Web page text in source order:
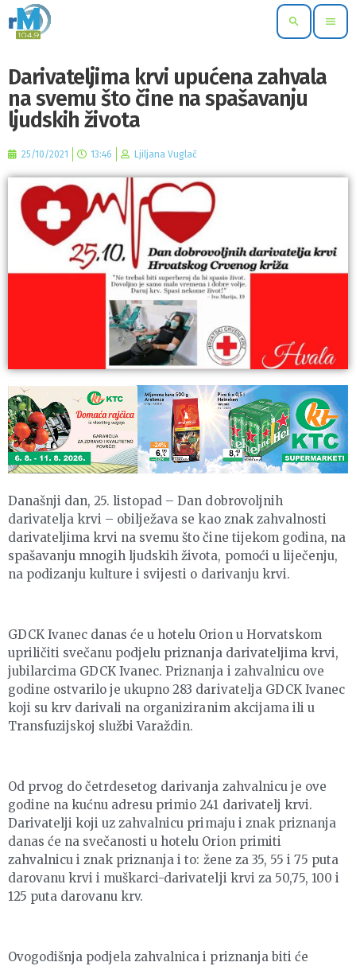
search menu
Darivateljima krvi upućena zahvala
na svemu što čine na spašavanju
ljudskih života
25/10/2021 13:46 Ljiljana Vuglač
Današnji dan, 25. listopad – Dan dobrovoljnih
darivatelja krvi – obilježava se kao znak zahvalnosti
darivateljima krvi na svemu što čine tijekom godina, na
spašavanju mnogih ljudskih života, pomoći u liječenju,
na podizanju kulture i svijesti o darivanju krvi.
GDCK Ivanec danas će u hotelu Orion u Horvatskom
upriličiti svečanu podjelu priznanja darivateljima krvi,
jubilarcima GDCK Ivanec. Priznanja i zahvalnicu ove
godine ostvarilo je ukupno 283 darivatelja GDCK Ivanec
koji su krv darivali na organiziranim akcijama ili u
Transfuzijskoj službi Varaždin.
Od prvog do četrdesetog darivanja zahvalnicu je ove
godine na kućnu adresu primio 241 darivatelj krvi.
Darivatelji koji uz zahvalnicu primaju i znak priznanja
danas će na svečanosti u hotelu Orion primiti
zahvalnicu i znak priznanja i to: žene za 35, 55 i 75 puta
darovanu krvi i muškarci-darivatelji krvi za 50,75, 100 i
125 puta darovanu krv.
Ovogodišnja podjela zahvalnica i priznanja biti će